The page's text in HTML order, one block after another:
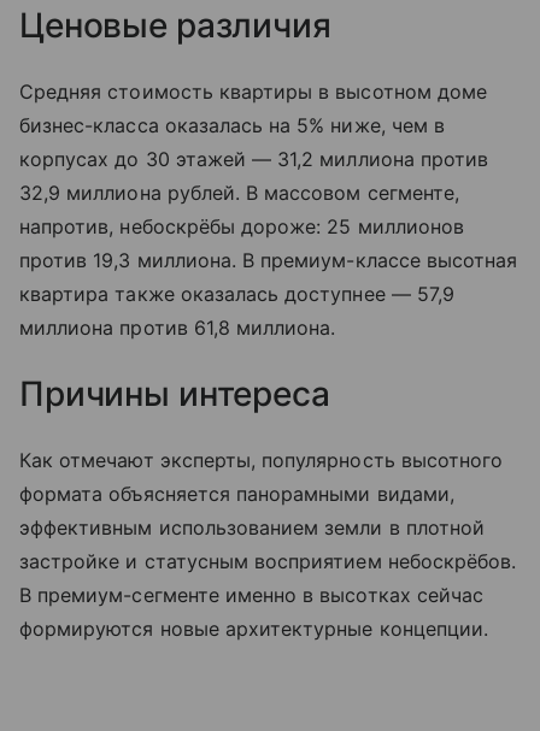
Ценовые различия
Средняя стоимость квартиры в высотном доме
бизнес-класса оказалась на 5% ниже, чем в
корпусах до 30 этажей — 31,2 миллиона против
32,9 миллиона рублей. В массовом сегменте,
напротив, небоскрёбы дороже: 25 миллионов
против 19,3 миллиона. В премиум-классе высотная
квартира также оказалась доступнее — 57,9
миллиона против 61,8 миллиона.
Причины интереса
Как отмечают эксперты, популярность высотного
формата объясняется панорамными видами,
эффективным использованием земли в плотной
застройке и статусным восприятием небоскрёбов.
В премиум-сегменте именно в высотках сейчас
формируются новые архитектурные концепции.